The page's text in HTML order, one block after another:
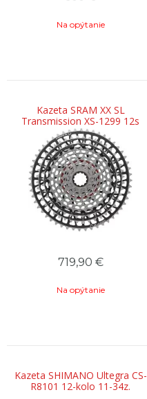
Na opýtanie
Kazeta SRAM XX SL
Transmission XS-1299 12s
10-52z
719,90 €
Na opýtanie
Kazeta SHIMANO Ultegra CS-
R8101 12-kolo 11-34z.